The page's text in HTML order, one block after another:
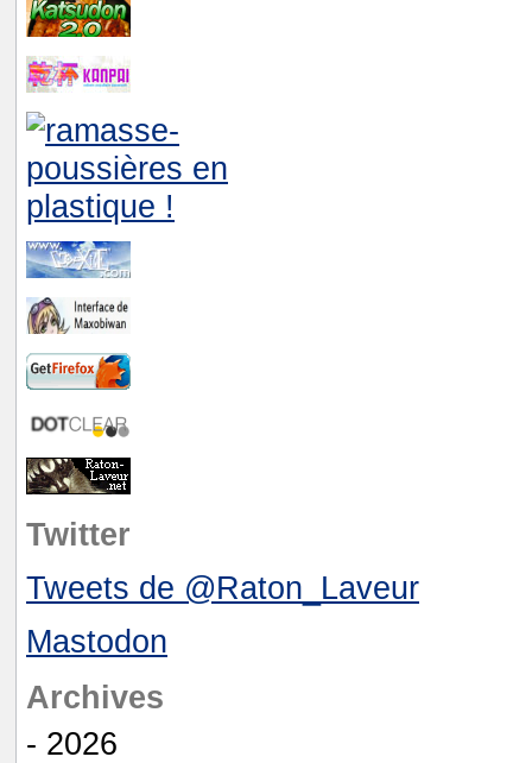
Twitter
Tweets de @Raton_Laveur
Mastodon
Archives
- 2026